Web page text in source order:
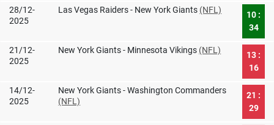
28/12-
2025
Las Vegas Raiders - New York Giants (NFL)
10 :
34
21/12-
2025
New York Giants - Minnesota Vikings (NFL)
13 :
16
14/12-
2025
New York Giants - Washington Commanders
(NFL)
21 :
29